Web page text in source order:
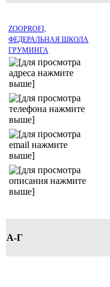
ZOOPROFI,
ФЕДЕРАЛЬНАЯ ШКОЛА
ГРУМИНГА
А-Г